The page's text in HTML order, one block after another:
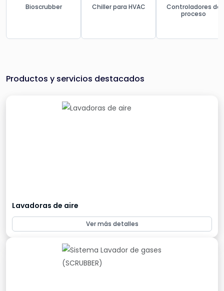
Bioscrubber Chiller para HVAC
Controladores de
proceso
Productos y servicios destacados
Lavadoras de aire
Ver más detalles